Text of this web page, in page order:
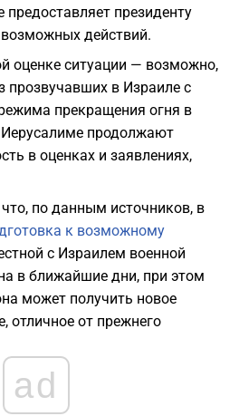
предоставляет президенту
действий.
оценке ситуации — возможно,
прозвучавших в Израиле с
прекращения огня в
продолжают
в оценках и заявлениях,
по данным источников, в
к возможному
с Израилем военной
в ближайшие дни, при этом
может получить новое
отличное от прежнего
ad